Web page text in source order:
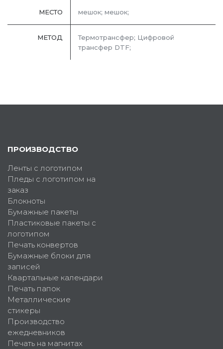
МЕСТО мешок; мешок;
МЕТОД
Термотрансфер; Цифровой
трансфер DTF;
ПРОИЗВОДСТВО
Ленты с логотипом
Пледы с логотипом на
заказ
Блокноты
Бумажные пакеты
Пластиковые пакеты с
логотипом
Печать конвертов
Бумажные блоки для
записей
Квартальные календари
Печать папок
Металлические
стикеры
Производство
ежедневников
Печать на магнитах